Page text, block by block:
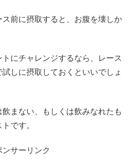
前に摂取すると、お腹を壊しか
にチャレンジするなら、レース
しに摂取しておくといいでしょ
まない、もしくは飲みなれたも
です。
ンサーリンク